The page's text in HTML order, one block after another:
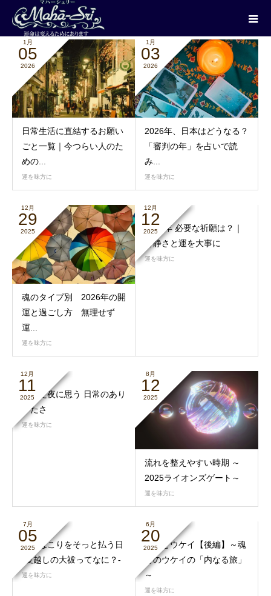
1月
05
2026
日常生活に直結するお願い
ごと一覧｜今つらい人のた
めの...
運を味方に
1月
03
2026
2026年、日本はどうなる？
「審判の年」を占いで読
み...
運を味方に
12月
29
2025
魂のタイプ別 2026年の開
運と過ごし方 無理せず
運...
運を味方に
12月
12
2025
2026年 必要な祈願は？｜
冷静さと運を大事に
運を味方に
12月
11
2025
揺れた夜に思う 日常のあり
がたさ
運を味方に
8月
12
2025
流れを整えやすい時期 ～
2025ライオンズゲート～
運を味方に
7月
05
2025
魂のほこりをそっと払う日
-夏越しの大祓ってなに？-
運を味方に
6月
20
2025
夏至とウケイ【後編】～魂
とのウケイの「内なる旅」
～
運を味方に